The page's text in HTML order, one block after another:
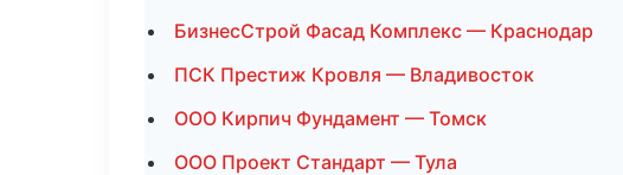
БизнесСтрой Фасад Комплекс — Краснодар
ПСК Престиж Кровля — Владивосток
ООО Кирпич Фундамент — Томск
ООО Проект Стандарт — Тула